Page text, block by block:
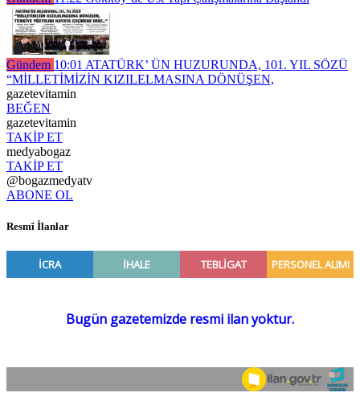
Gündem 10:01 ATATÜRK’ ÜN HUZURUNDA, 101. YIL SÖZÜ
“MİLLETİMİZİN KIZILELMASINA DÖNÜŞEN,
gazetevitamin
BEĞEN
gazetevitamin
TAKİP ET
medyabogaz
TAKİP ET
@bogazmedyatv
ABONE OL
Resmî İlanlar